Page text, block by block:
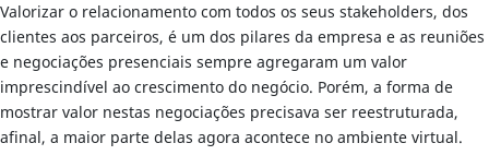
Valorizar o relacionamento com todos os seus stakeholders, dos
clientes aos parceiros, é um dos pilares da empresa e as reuniões
e negociações presenciais sempre agregaram um valor
imprescindível ao crescimento do negócio. Porém, a forma de
mostrar valor nestas negociações precisava ser reestruturada,
afinal, a maior parte delas agora acontece no ambiente virtual.